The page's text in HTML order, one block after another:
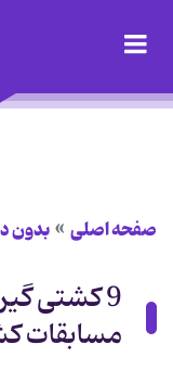
صفحه اصلی بدون
9 کشتی
مسابقات